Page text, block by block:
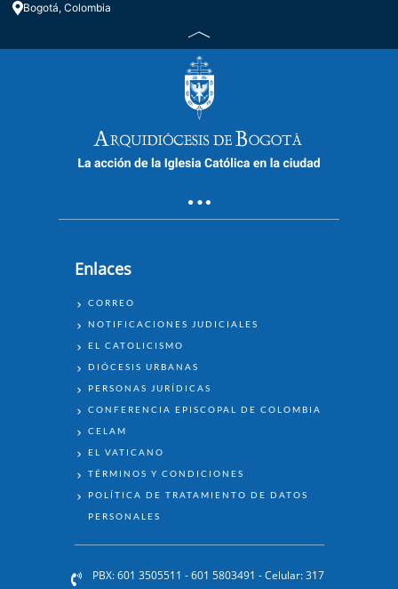
Bogotá, Colombia
Enlaces
ENLACES
CORREO
NOTIFICACIONES JUDICIALES
EL CATOLICISMO
DIÓCESIS URBANAS
PERSONAS JURÍDICAS
CONFERENCIA EPISCOPAL DE COLOMBIA
CELAM
EL VATICANO
TÉRMINOS Y CONDICIONES
POLÍTICA DE TRATAMIENTO DE DATOS
PERSONALES
PBX: 601 3505511 - 601 5803491 - Celular: 317